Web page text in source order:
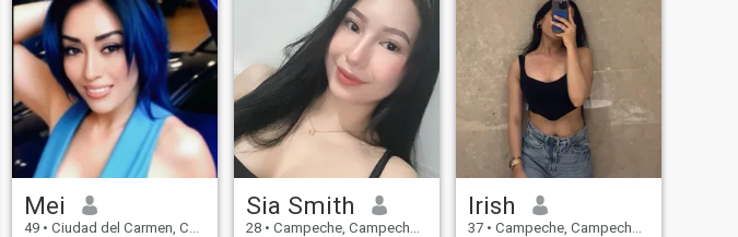
Mei
49 • Ciudad del Carmen, Campeche, Messico
Sia Smith
28 • Campeche, Campeche, Messico
Irish
37 • Campeche, Campeche, Messico